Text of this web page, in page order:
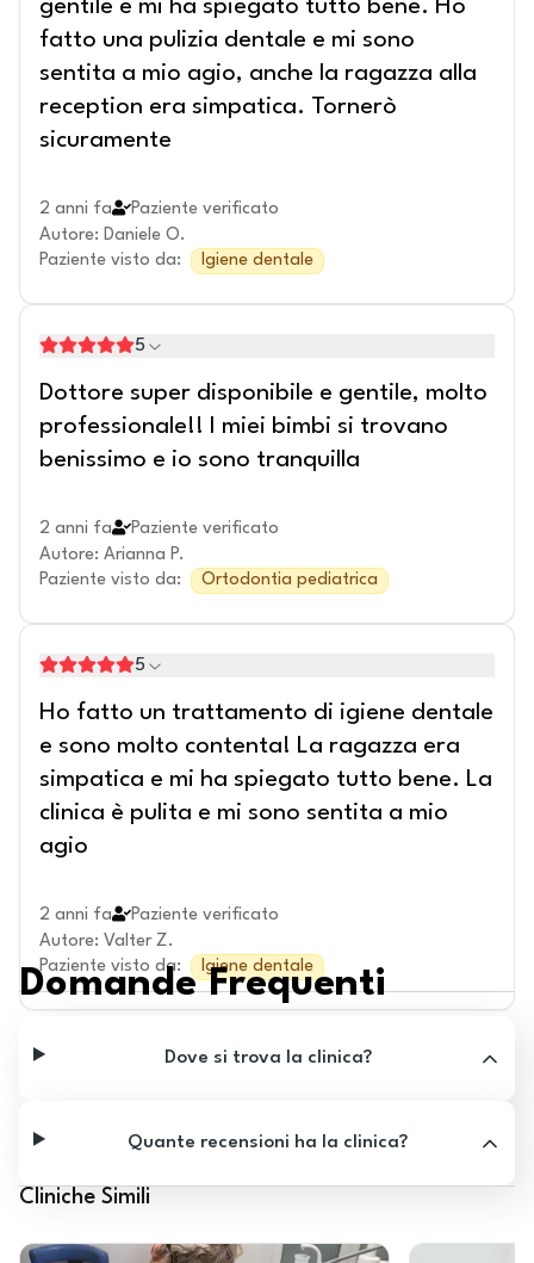
gentile e mi ha spiegato tutto bene. Ho
fatto una pulizia dentale e mi sono
sentita a mio agio, anche la ragazza alla
reception era simpatica. Tornerò
sicuramente
2 anni fa
Paziente verificato
Autore: Daniele O.
Paziente visto da: Igiene dentale
5
Dottore super disponibile e gentile, molto
professionale!! I miei bimbi si trovano
benissimo e io sono tranquilla
2 anni fa
Paziente verificato
Autore: Arianna P.
Paziente visto da: Ortodontia pediatrica
5
Ho fatto un trattamento di igiene dentale
e sono molto contenta! La ragazza era
simpatica e mi ha spiegato tutto bene. La
clinica è pulita e mi sono sentita a mio
agio
2 anni fa
Paziente verificato
Autore: Valter Z.
Paziente visto da: Igiene dentale
Domande Frequenti
Dove si trova la clinica?
Quante recensioni ha la clinica?
Cliniche Simili